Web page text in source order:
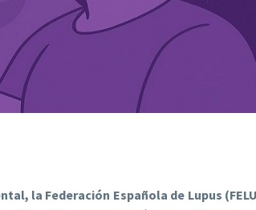
la Federación Española de Lupus